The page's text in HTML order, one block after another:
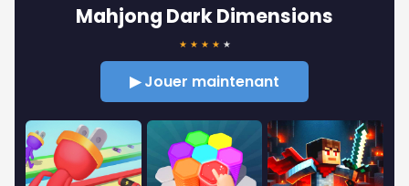
Mahjong Dark Dimensions
★ ★ ★ ★ ★
▶ Jouer maintenant